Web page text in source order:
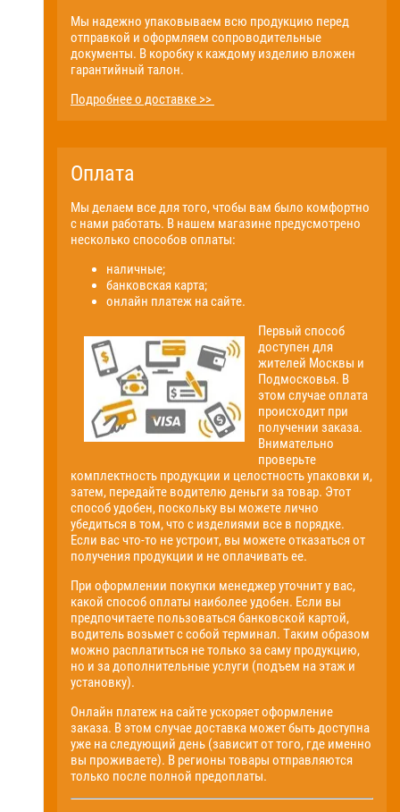
Мы надежно упаковываем всю продукцию перед
отправкой и оформляем сопроводительные
документы. В коробку к каждому изделию вложен
гарантийный талон.
Подробнее о доставке >>
Оплата
Мы делаем все для того, чтобы вам было комфортно
с нами работать. В нашем магазине предусмотрено
несколько способов оплаты:
наличные;
банковская карта;
онлайн платеж на сайте.
Первый способ
доступен для
жителей Москвы и
Подмосковья. В
этом случае оплата
происходит при
получении заказа.
Внимательно
проверьте
комплектность продукции и целостность упаковки и,
затем, передайте водителю деньги за товар. Этот
способ удобен, поскольку вы можете лично
убедиться в том, что с изделиями все в порядке.
Если вас что-то не устроит, вы можете отказаться от
получения продукции и не оплачивать ее.
При оформлении покупки менеджер уточнит у вас,
какой способ оплаты наиболее удобен. Если вы
предпочитаете пользоваться банковской картой,
водитель возьмет с собой терминал. Таким образом
можно расплатиться не только за саму продукцию,
но и за дополнительные услуги (подъем на этаж и
установку).
Онлайн платеж на сайте ускоряет оформление
заказа. В этом случае доставка может быть доступна
уже на следующий день (зависит от того, где именно
вы проживаете). В регионы товары отправляются
только после полной предоплаты.